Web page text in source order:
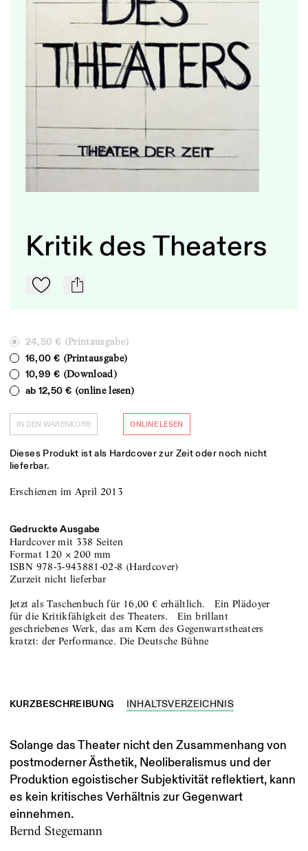
Kritik des Theaters
Zu Mein-TdZ hinzufügen
mail
24,50 € (Printausgabe)
16,00 € (Printausgabe)
10,99 € (Download)
ab 12,50 € (online lesen)
IN DEN WARENKORB ONLINE LESEN
Dieses Produkt ist als Hardcover zur Zeit oder noch nicht
lieferbar.
Erschienen im April 2013
Gedruckte Ausgabe
Hardcover mit 338 Seiten
Format 120 × 200 mm
ISBN 978-3-943881-02-8 (Hardcover)
zurzeit nicht lieferbar
Jetzt als Taschenbuch für 16,00 € erhältlich. Ein Plädoyer
für die Kritikfähigkeit des Theaters. Ein brillant
geschriebenes Werk, das am Kern des Gegenwartstheaters
kratzt: der Performance. Die Deutsche Bühne
KURZBESCHREIBUNG INHALTSVERZEICHNIS
Solange das Theater nicht den Zusammenhang von
postmoderner Ästhetik, Neoliberalismus und der
Produktion egoistischer Subjektivität reflektiert, kann
es kein kritisches Verhältnis zur Gegenwart
einnehmen.
Bernd Stegemann